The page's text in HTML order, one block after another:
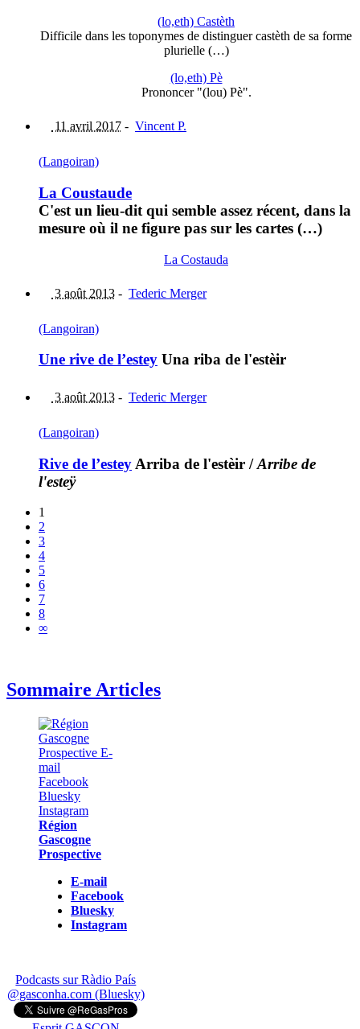
(lo,eth) Castèth
Difficile dans les toponymes de distinguer castèth de sa forme
plurielle (…)
(lo,eth) Pè
Prononcer "(lou) Pè".
11 avril 2017 - Vincent P.
(Langoiran)
La Coustaude
C'est un lieu-dit qui semble assez récent, dans la
mesure où il ne figure pas sur les cartes (…)
La Costauda
3 août 2013 - Tederic Merger
(Langoiran)
Une rive de l’estey Una riba de l'estèir
3 août 2013 - Tederic Merger
(Langoiran)
Rive de l’estey Arriba de l'estèir /Arribe de
l'esteÿ
1
2
3
4
5
6
7
8
∞
Sommaire Articles
Région
Gascogne
Prospective
E-mail
Facebook
Bluesky
Instagram
Podcasts sur Ràdio País
@gasconha.com (Bluesky)